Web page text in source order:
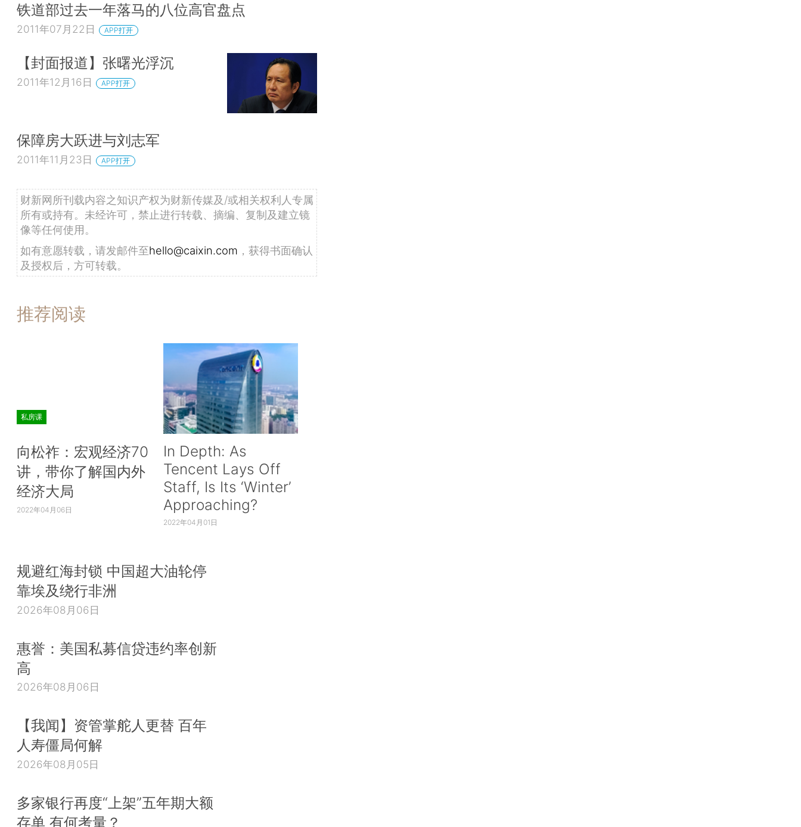
铁道部过去一年落马的八位高官盘点
2011年07月22日 APP打开
【封面报道】张曙光浮沉
2011年12月16日 APP打开
保障房大跃进与刘志军
2011年11月23日 APP打开
财新网所刊载内容之知识产权为财新传媒及/或相关权利人专属
所有或持有。未经许可，禁止进行转载、摘编、复制及建立镜
像等任何使用。
如有意愿转载，请发邮件至hello@caixin.com ，获得书面确认
及授权后，方可转载。
推荐阅读
私房课
向松祚：宏观经济70
讲，带你了解国内外
经济大局
2022年04月06日
In Depth: As
Tencent Lays Off
Staff, Is Its ‘Winter’
Approaching?
2022年04月01日
规避红海封锁 中国超大油轮停
靠埃及绕行非洲
2026年08月06日
惠誉：美国私募信贷违约率创新
高
2026年08月06日
【我闻】资管掌舵人更替 百年
人寿僵局何解
2026年08月05日
多家银行再度“上架”五年期大额
存单 有何考量？